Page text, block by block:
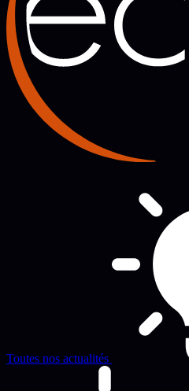
Toutes nos actualités